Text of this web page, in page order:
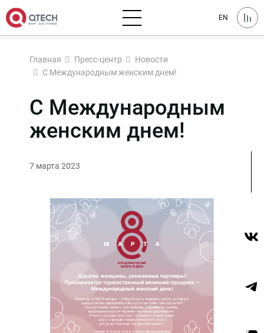
EN
Главная Пресс-центр
Новости
С Международным женским днем!
С Международным
женским днем!
7 марта 2023